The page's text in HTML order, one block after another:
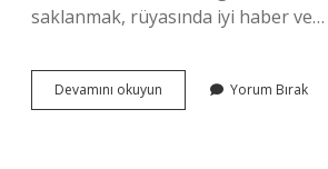
saklanmak, rüyasında iyi haber ve…
Devamını okuyun
Bir
Yorum Bırak